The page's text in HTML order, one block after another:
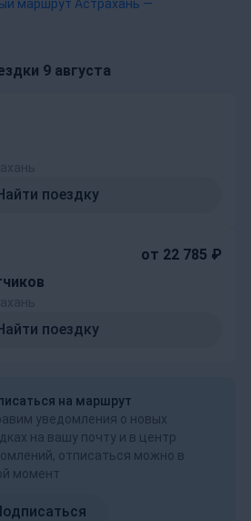
маршрут Астрахань —
9 августа
поездку
от 22 785 ₽
поездку
на маршрут
уведомления о новых
на вашу почту и в центр
отписаться можно в
момент